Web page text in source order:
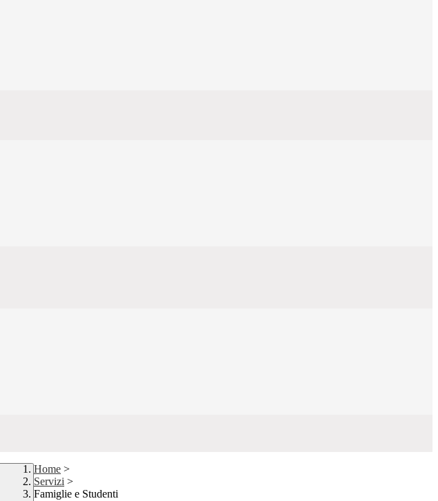
Home >
Servizi >
Famiglie e Studenti